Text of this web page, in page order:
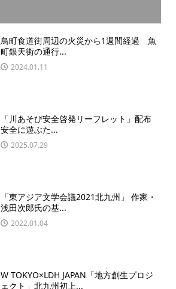
鳥町食道街周辺の火災から1週間経過 魚
町銀天街の通行...
2024.01.11
「川あそび安全啓発リーフレット」配布
安全に遊ぶた...
2025.07.29
「東アジア文学会議2021北九州」 作家・
浅田次郎氏の基...
2022.01.04
W TOKYO×LDH JAPAN「地方創生プロジ
ェクト」北九州初上...